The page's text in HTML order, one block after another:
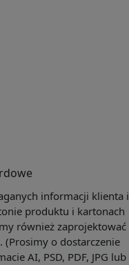
informacji klienta i
produktu i kartonach
również zaprojektować
(Prosimy o dostarczenie
AI, PSD, PDF, JPG lub